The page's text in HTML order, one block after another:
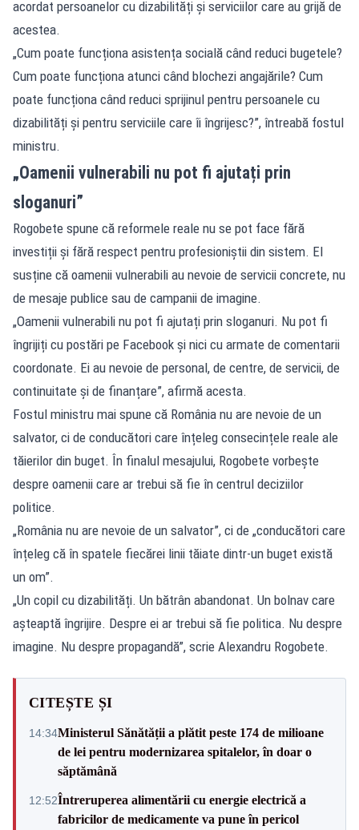
acordat persoanelor cu dizabilități și serviciilor care au grijă de
acestea.
„Cum poate funcționa asistența socială când reduci bugetele?
Cum poate funcționa atunci când blochezi angajările? Cum
poate funcționa când reduci sprijinul pentru persoanele cu
dizabilități și pentru serviciile care îi îngrijesc?”, întreabă fostul
ministru.
„Oamenii vulnerabili nu pot fi ajutați prin
sloganuri”
Rogobete spune că reformele reale nu se pot face fără
investiții și fără respect pentru profesioniștii din sistem. El
susține că oamenii vulnerabili au nevoie de servicii concrete, nu
de mesaje publice sau de campanii de imagine.
„Oamenii vulnerabili nu pot fi ajutați prin sloganuri. Nu pot fi
îngrijiți cu postări pe Facebook și nici cu armate de comentarii
coordonate. Ei au nevoie de personal, de centre, de servicii, de
continuitate și de finanțare”, afirmă acesta.
Fostul ministru mai spune că România nu are nevoie de un
salvator, ci de conducători care înțeleg consecințele reale ale
tăierilor din buget. În finalul mesajului, Rogobete vorbește
despre oamenii care ar trebui să fie în centrul deciziilor
politice.
„România nu are nevoie de un salvator”, ci de „conducători care
înțeleg că în spatele fiecărei linii tăiate dintr-un buget există
un om”.
„Un copil cu dizabilități. Un bătrân abandonat. Un bolnav care
așteaptă îngrijire. Despre ei ar trebui să fie politica. Nu despre
imagine. Nu despre propagandă”, scrie Alexandru Rogobete.
CITEȘTE ȘI
14:34Ministerul Sănătății a plătit peste 174 de milioane
de lei pentru modernizarea spitalelor, în doar o
săptămână
12:52Întreruperea alimentării cu energie electrică a
fabricilor de medicamente va pune în pericol